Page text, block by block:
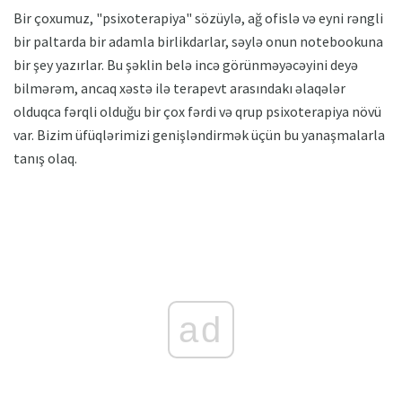
Bir çoxumuz, "psixoterapiya" sözüylə, ağ ofislə və eyni rəngli
bir paltarda bir adamla birlikdarlar, səylə onun notebookuna
bir şey yazırlar. Bu şəklin belə incə görünməyəcəyini deyə
bilmərəm, ancaq xəstə ilə terapevt arasındakı əlaqələr
olduqca fərqli olduğu bir çox fərdi və qrup psixoterapiya növü
var. Bizim üfüqlərimizi genişləndirmək üçün bu yanaşmalarla
tanış olaq.
ad